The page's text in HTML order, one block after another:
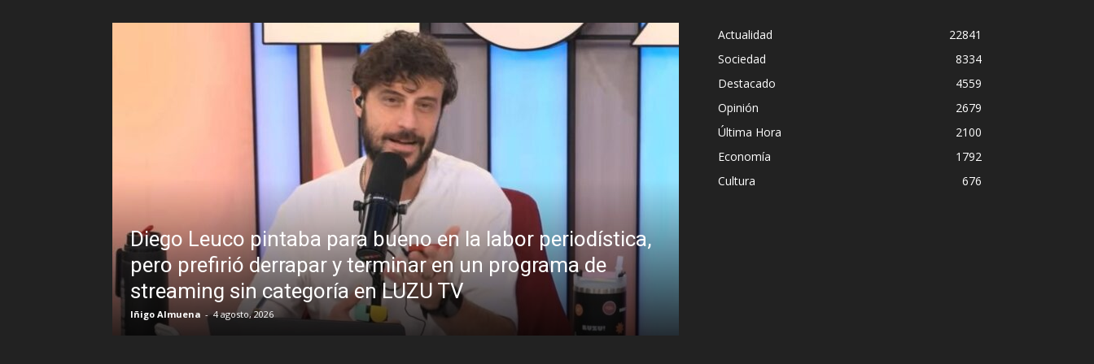
Diego Leuco pintaba para bueno en la labor periodística,
pero prefirió derrapar y terminar en un programa de
streaming sin categoría en LUZU TV
Iñigo Almuena - 4 agosto, 2026
Actualidad
22841
Sociedad
8334
Destacado
4559
Opinión
2679
Última Hora
2100
Economía
1792
Cultura
676